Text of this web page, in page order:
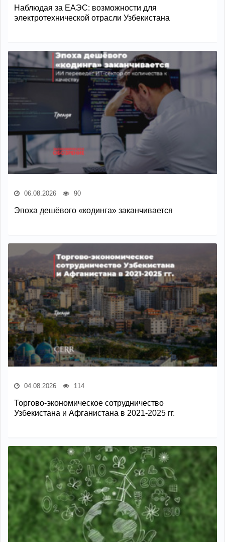
Наблюдая за ЕАЭС: возможности для
электротехнической отрасли Узбекистана
06.08.2026 90
Эпоха дешёвого «кодинга» заканчивается
04.08.2026 114
Торгово-экономическое сотрудничество
Узбекистана и Афганистана в 2021-2025 гг.